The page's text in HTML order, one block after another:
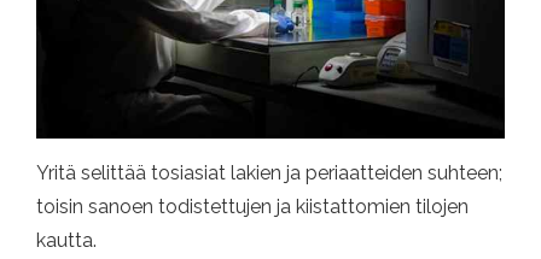
Yritä selittää tosiasiat lakien ja periaatteiden suhteen;
toisin sanoen todistettujen ja kiistattomien tilojen
kautta.